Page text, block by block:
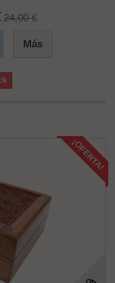
24,00 €
Más
¡OFERTA!